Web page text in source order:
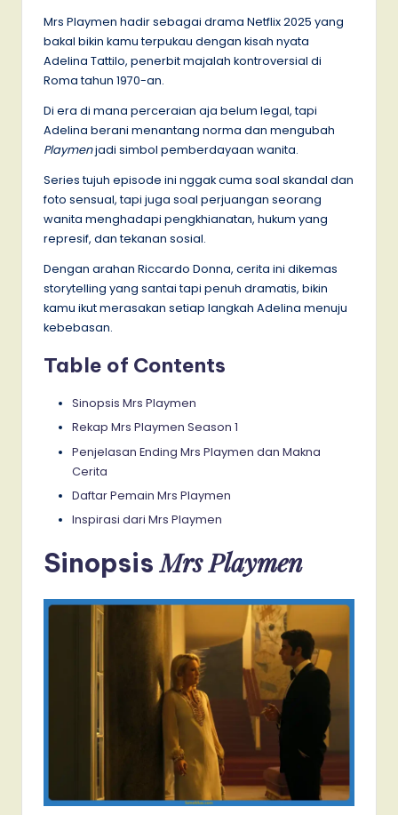
Mrs Playmen hadir sebagai drama Netflix 2025 yang
bakal bikin kamu terpukau dengan kisah nyata
Adelina Tattilo, penerbit majalah kontroversial di
Roma tahun 1970-an.
Di era di mana perceraian aja belum legal, tapi
Adelina berani menantang norma dan mengubah
Playmenjadi simbol pemberdayaan wanita.
Series tujuh episode ini nggak cuma soal skandal dan
foto sensual, tapi juga soal perjuangan seorang
wanita menghadapi pengkhianatan, hukum yang
represif, dan tekanan sosial.
Dengan arahan Riccardo Donna, cerita ini dikemas
storytelling yang santai tapi penuh dramatis, bikin
kamu ikut merasakan setiap langkah Adelina menuju
kebebasan.
Table of Contents
Sinopsis Mrs Playmen
Rekap Mrs Playmen Season 1
Penjelasan Ending Mrs Playmen dan Makna
Cerita
Daftar Pemain Mrs Playmen
Inspirasi dari Mrs Playmen
SinopsisMrs Playmen